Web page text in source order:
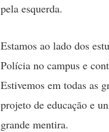
pela esquerda.
Estamos ao lado dos
Polícia no campus e
Estivemos em todas as
projeto de educação e
grande mentira.